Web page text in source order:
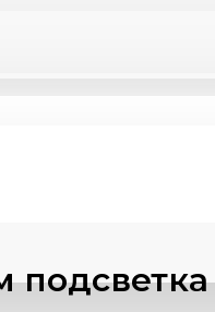
подсветка